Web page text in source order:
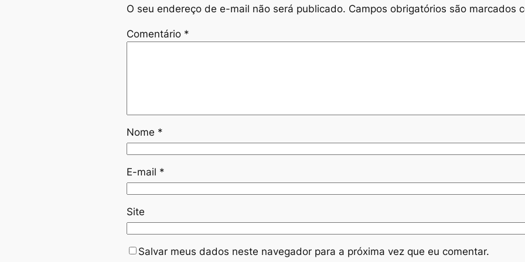
O seu endereço de e-mail não será publicado. Campos obrigatórios são marcados
Comentário *
Nome *
E-mail *
Site
Salvar meus dados neste navegador para a próxima vez que eu comentar.